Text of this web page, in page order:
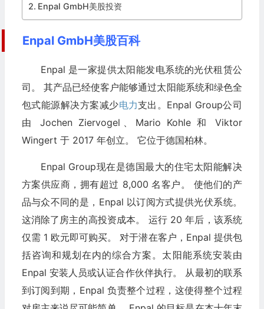
Enpal GmbH美股投资
Enpal GmbH美股百科
Enpal 是一家提供太阳能发电系统的光伏租赁公
司。 其产品已经使客户能够通过太阳能系统和绿色全
包式能源解决方案减少电力支出。Enpal Group公司
由 Jochen Ziervogel、Mario Kohle 和 Viktor
Wingert 于 2017 年创立。 它位于德国柏林。
Enpal Group现在是德国最大的住宅太阳能解决
方案供应商，拥有超过 8,000 名客户。 使他们的产
品与众不同的是，Enpal 以订阅方式提供光伏系统。
这消除了房主的高投资成本。 运行 20 年后，该系统
仅需 1 欧元即可购买。 对于潜在客户，Enpal 提供包
括咨询和规划在内的综合方案。太阳能系统安装由
Enpal 安装人员或认证合作伙伴执行。 从最初的联系
到订阅到期，Enpal 负责整个过程，这使得整个过程